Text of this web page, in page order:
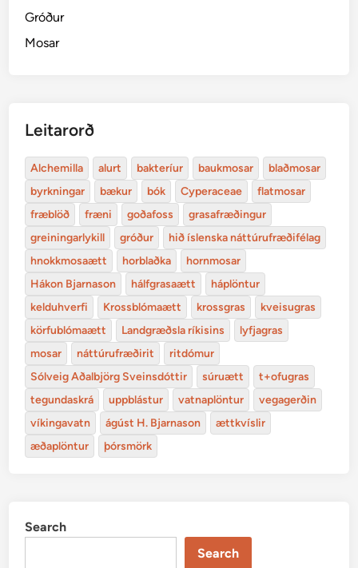
Gróður
Mosar
Leitarorð
Alchemilla alurt bakteríur baukmosar
blaðmosar
byrkningar
bækur bók Cyperaceae
flatmosar
fræblöð
fræni goðafoss
grasafræðingur
greiningarlykill
gróður
hið íslenska náttúrufræðifélag
hnokkmosaætt
horblaðka
hornmosar
Hákon Bjarnason
hálfgrasaætt
háplöntur
kelduhverfi
Krossblómaætt krossgras
kveisugras
körfublómaætt
Landgræðsla ríkisins
lyfjagras
mosar
náttúrufræðirit
ritdómur
Sólveig Aðalbjörg Sveinsdóttir
súruætt
t+ofugras
tegundaskrá
uppblástur vatnaplöntur
vegagerðin
víkingavatn
ágúst H. Bjarnason
ættkvíslir
æðaplöntur
þórsmörk
Search
Search